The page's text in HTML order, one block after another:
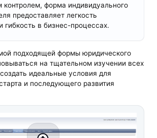
форма индивидуального
предоставляет легкость
гибкость в бизнес-процессах.
подходящей формы юридического
на тщательном изучении всех
идеальные условия для
и последующего развития